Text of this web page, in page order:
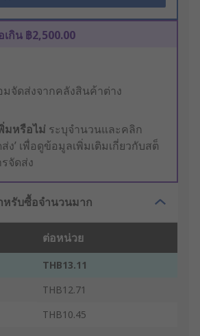
กิน ฿2,500.00
จัดส่งจากคลังสินค้าต่าง
มหรือไม่ ระบุจำนวนและคลิก
ง’ เพื่อดูข้อมูลเพิ่มเติมเกี่ยวกับสต็
จัดส่ง
หรับซื้อจำนวนมาก
ต่อหน่วย
THB13.11
THB12.71
THB10.45